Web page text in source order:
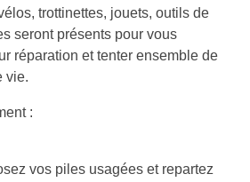
trottinettes, jouets, outils de
seront présents pour vous
réparation et tenter ensemble de
vie.
:
vos piles usagées et repartez